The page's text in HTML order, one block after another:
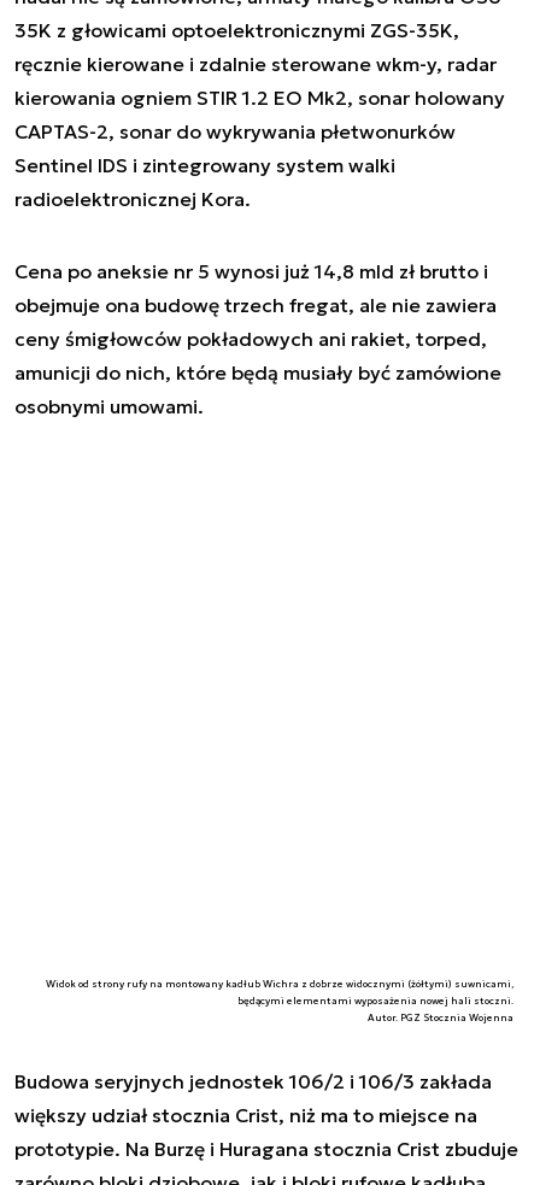
35K z głowicami optoelektronicznymi ZGS-35K,
ręcznie kierowane i zdalnie sterowane wkm-y, radar
kierowania ogniem STIR 1.2 EO Mk2, sonar holowany
CAPTAS-2, sonar do wykrywania płetwonurków
Sentinel IDS i zintegrowany system walki
radioelektronicznej Kora.
Cena po aneksie nr 5 wynosi już 14,8 mld zł brutto i
obejmuje ona budowę trzech fregat, ale nie zawiera
ceny śmigłowców pokładowych ani rakiet, torped,
amunicji do nich, które będą musiały być zamówione
osobnymi umowami.
Widok od strony rufy na montowany kadłub Wichra z dobrze widocznymi (żółtymi) suwnicami,
będącymi elementami wyposażenia nowej hali stoczni.
Autor. PGZ Stocznia Wojenna
Budowa seryjnych jednostek 106/2 i 106/3 zakłada
większy udział stocznia Crist, niż ma to miejsce na
prototypie. Na Burzę i Huragana stocznia Crist zbuduje